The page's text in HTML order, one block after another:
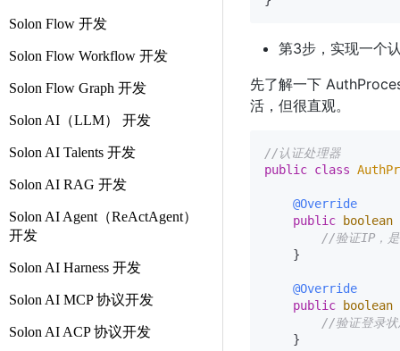
Solon Flow 开发
Solon Flow Workflow 开发
Solon Flow Graph 开发
Solon AI（LLM） 开发
Solon AI Talents 开发
Solon AI RAG 开发
Solon AI Agent（ReActAgent）
开发
Solon AI Harness 开发
Solon AI MCP 协议开发
Solon AI ACP 协议开发
第3步，实现一个
先了解一下
活，但很直观。
//认证处理器
public class
@Override
public
boolean
//验证IP，是
    }
@Override
public
boolean
//验证登录状
    }